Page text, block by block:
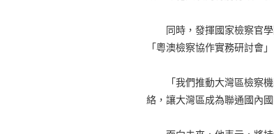
同時，發揮國家檢察官學
「粵澳檢察協作實務研討會
「我們推動大灣區檢察機
絡，讓大灣區成為聯通國內